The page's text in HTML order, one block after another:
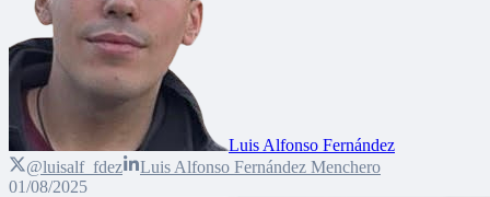
Luis Alfonso Fernández
@luisalf_fdez
Luis Alfonso Fernández Menchero
01/08/2025